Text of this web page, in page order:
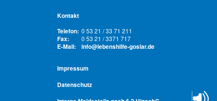
Kontakt
Telefon: 0 53 21 / 33 71 211
Fax: 0 53 21 / 3371 717
E-Mail: info@lebenshilfe-goslar.de
Impressum
Datenschutz